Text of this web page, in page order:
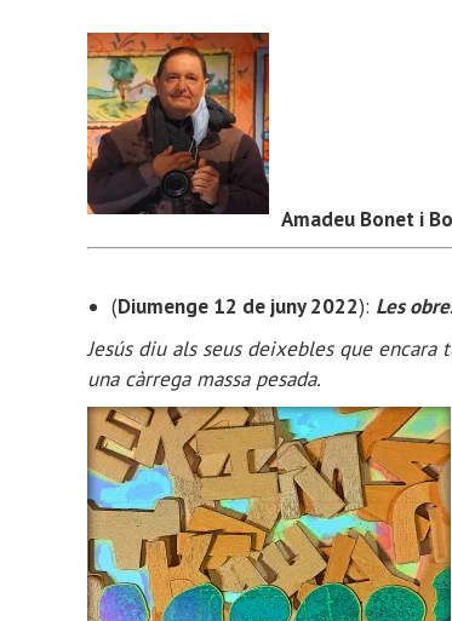
Amadeu Bonet i
(Diumenge 12 de juny 2022): Les
Jesús diu als seus deixebles que
una càrrega massa pesada.